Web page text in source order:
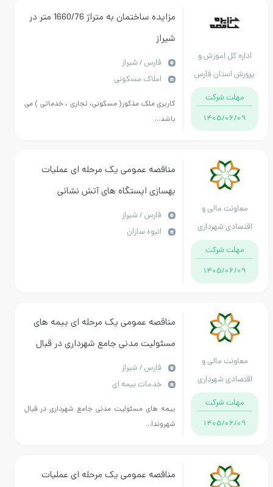
کل اموزش و
فارس
شرکت
1405/
مزایده ساختمان به متراژ 1660/76 متر در
فارس / شیراز
املاک مسکونی
کاربری ملک مذکور( مسکونی، تجاری ، خدماتی ) می
باشد...
مالی و
شهرداری
شیراز
شرکت
1405/
مناقصه عمومی یک مرحله ای عملیات
بهسازی ایستگاه های آتش نشانی
ساختمان مرکزی ساختمان آتش نشانی (
شهرداری منطقه هشت)
فارس / شیراز
انبوه سازان
مالی و
شهرداری
شیراز
شرکت
1405/
مناقصه عمومی یک مرحله ای بیمه های
مسئولیت مدنی جامع شهرداری در قبال
شهروندان و آتش سوزی اموال و دارایی
های شهرداری شیراز
فارس / شیراز
خدمات بیمه ای
بیمه های مسئولیت مدنی جامع شهرداری در قبال
شهروندا...
مناقصه عمومی یک مرحله ای عملیات